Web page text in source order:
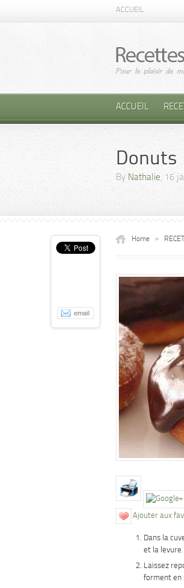
ACCUEIL
ACCUEIL
Donuts
By Nathalie, 16
Home »
Ajouter aux
Dans la
et la levure.
Laissez
forment en